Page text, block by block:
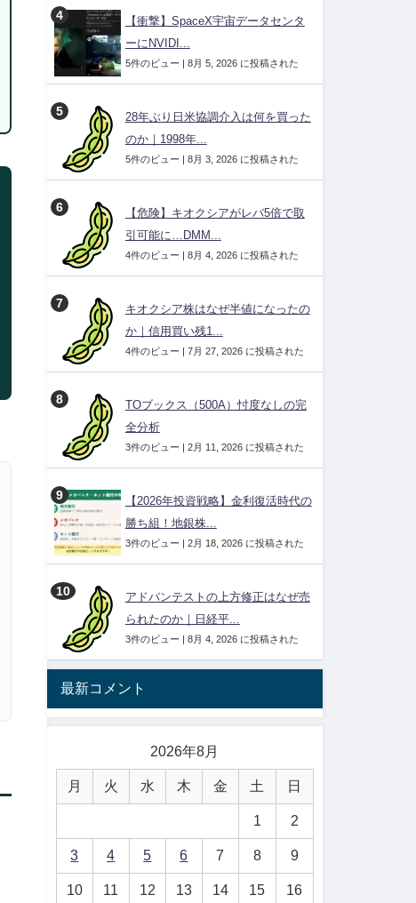
【衝撃】SpaceX宇宙データセンタ
ーにNVIDI...
5件のビュー | 8月 5, 2026 に投稿された
28年ぶり日米協調介入は何を買った
のか｜1998年...
5件のビュー | 8月 3, 2026 に投稿された
【危険】キオクシアがレバ5倍で取
引可能に…DMM...
4件のビュー | 8月 4, 2026 に投稿された
キオクシア株はなぜ半値になったの
か｜信用買い残1...
4件のビュー | 7月 27, 2026 に投稿された
TOブックス（500A）忖度なしの完
全分析
3件のビュー | 2月 11, 2026 に投稿された
【2026年投資戦略】金利復活時代の
勝ち組！地銀株...
3件のビュー | 2月 18, 2026 に投稿された
アドバンテストの上方修正はなぜ売
られたのか｜日経平...
3件のビュー | 8月 4, 2026 に投稿された
最新コメント
2026年8月
月 火 水 木 金 土 日
1 2
3 4 5 6 7 8 9
10 11 12 13 14 15 16